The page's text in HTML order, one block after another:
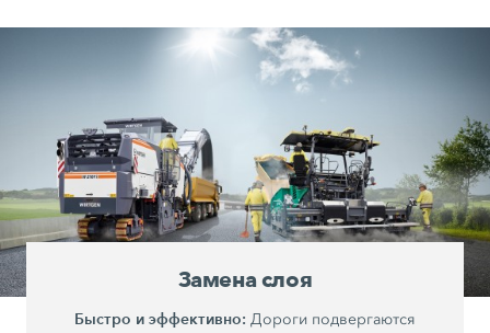
Замена слоя
Быстро и эффективно: Дороги подвергаются